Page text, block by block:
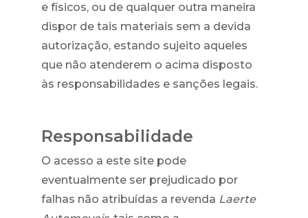
e físicos, ou de qualquer outra maneira
dispor de tais materiais sem a devida
autorização, estando sujeito aqueles
que não atenderem o acima disposto
às responsabilidades e sanções legais.
Responsabilidade
O acesso a este site pode
eventualmente ser prejudicado por
falhas não atribuídas a revenda Laerte